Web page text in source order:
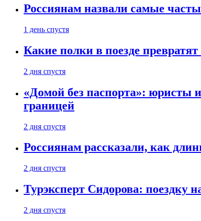
Россиянам назвали самые
1 день спустя
Какие полки в поезде
2 дня спустя
«Домой без паспорта»: юристы
границей
2 дня спустя
Россиянам рассказали, как
2 дня спустя
Турэксперт Сидорова: поездку
2 дня спустя